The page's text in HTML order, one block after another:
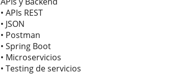
• APIs REST
• JSON
• Postman
• Spring Boot
• Microservicios
• Testing de servicios